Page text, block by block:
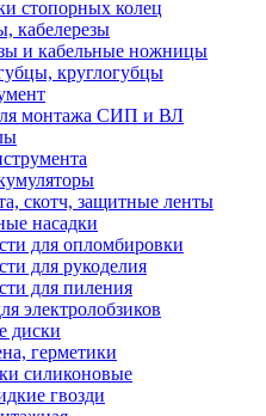
стопорных колец
кабелерезы
и кабельные ножницы
круглогубцы
монтажа СИП и ВЛ
скотч, защитные ленты
насадки
для опломбировки
для рукоделия
для пиления
электролобзиков
диски
герметики
силиконовые
гвозди